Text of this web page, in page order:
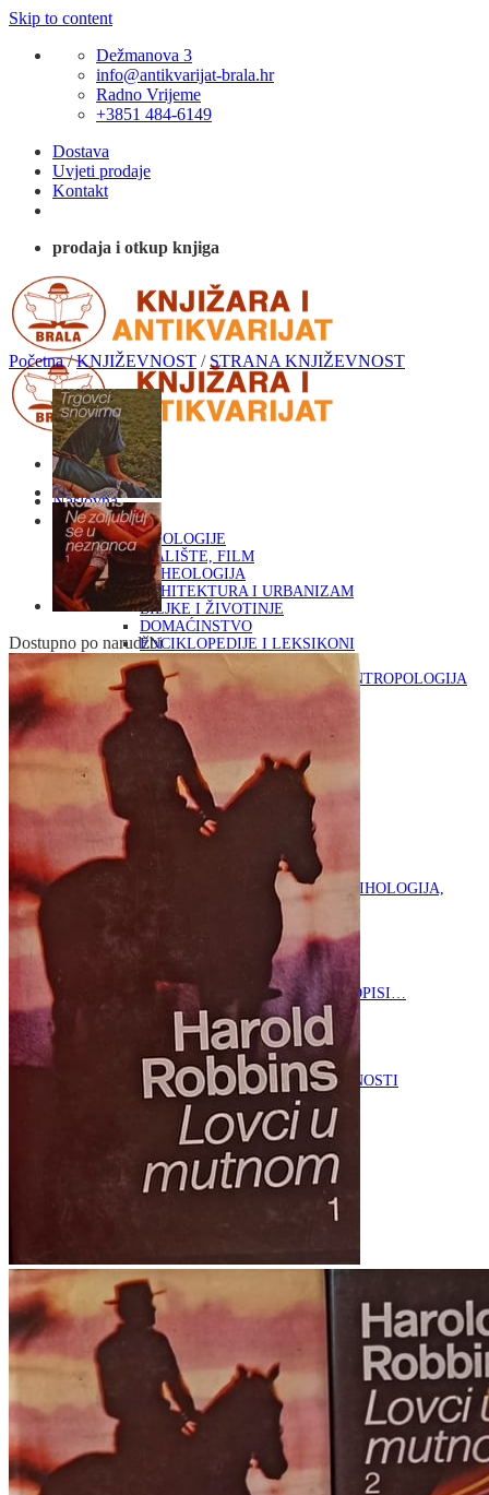
Skip to content
Dežmanova 3
info@antikvarijat-brala.hr
Radno Vrijeme
+3851 484-6149
Dostava
Uvjeti prodaje
Kontakt
prodaja i otkup knjiga
Naslovna
KNJIGE
OD ARHEOLOGIJE
DO KAZALIŠTE, FILM
ARHEOLOGIJA
ARHITEKTURA I URBANIZAM
BILJKE I ŽIVOTINJE
DOMAĆINSTVO
ENCIKLOPEDIJE I LEKSIKONI
ETNOLOGIJA
FILOZOFIJA, SOCIOLOGIJA, ANTROPOLOGIJA
FOTOGRAFIJA
GLAZBENA UMJETNOST
KAZALIŠTE, FILM
OD KNJIŽEVNOST
DO RELIGIJA
KNJIŽEVNOST
LIKOVNA UMJETNOST
LJEKOVITO BILJE I ZDRAVLJE
MITOLOGIJA
POVIJEST I PUBLICISTIKA
PRIRODNE ZNANOSTI
PSIHOLOGIJA, POPULARNA PSIHOLOGIJA,
RELIGIJA
OD RJEČNIKA
RJEČNICI, GRAMATIKE, PRAVOPISI…
SPORT
STRIPOVI
TEHNIČKE ZNANOSTI
TEORIJA I POVIJEST KNJIŽEVNOSTI
VEDUTE
ZAGREB
ZEMLJOVIDI
Nema proizvoda u košarici
Početna / KNJIŽEVNOST / STRANA KNJIŽEVNOST
Dostupno po narudžbi